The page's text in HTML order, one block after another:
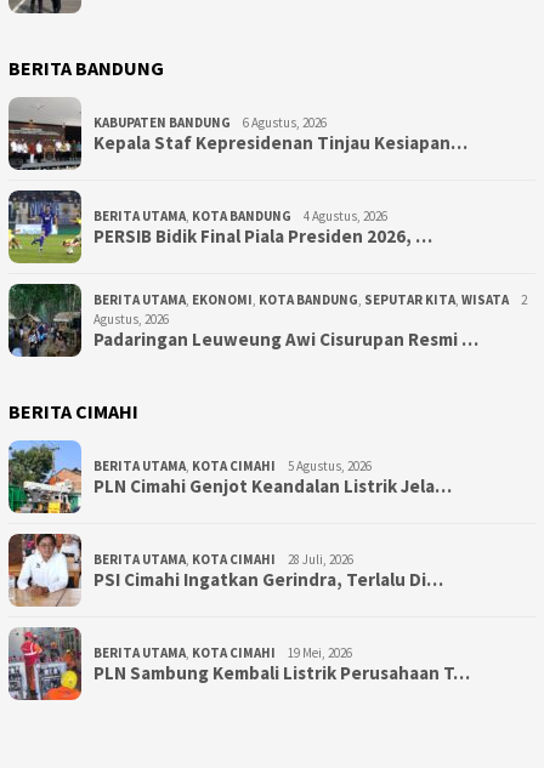
BERITA BANDUNG
KABUPATEN BANDUNG 6 Agustus, 2026
Kepala Staf Kepresidenan Tinjau Kesiapan…
BERITA UTAMA, KOTA BANDUNG 4 Agustus, 2026
PERSIB Bidik Final Piala Presiden 2026, …
BERITA UTAMA, EKONOMI, KOTA BANDUNG, SEPUTAR KITA, WISATA
2
Agustus, 2026
Padaringan Leuweung Awi Cisurupan Resmi …
BERITA CIMAHI
BERITA UTAMA, KOTA CIMAHI 5 Agustus, 2026
PLN Cimahi Genjot Keandalan Listrik Jela…
BERITA UTAMA, KOTA CIMAHI 28 Juli, 2026
PSI Cimahi Ingatkan Gerindra, Terlalu Di…
BERITA UTAMA, KOTA CIMAHI 19 Mei, 2026
PLN Sambung Kembali Listrik Perusahaan T…